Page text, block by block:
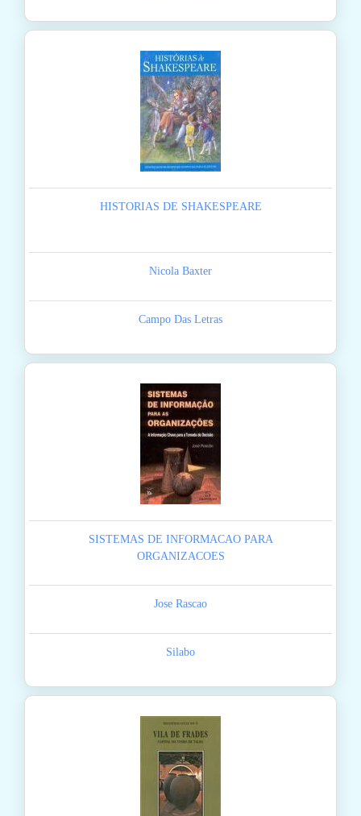
HISTORIAS DE SHAKESPEARE
Nicola Baxter
Campo Das Letras
SISTEMAS DE INFORMACAO PARA
ORGANIZACOES
Jose Rascao
Silabo